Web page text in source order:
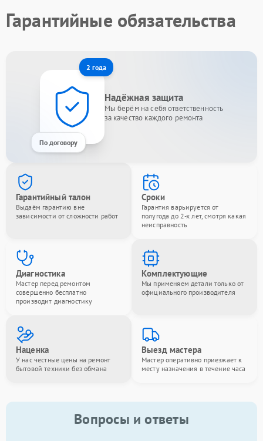
Гарантийные обязательства
2 года
По договору
Надёжная защита
Мы берём на себя ответственность
за качество каждого ремонта
Гарантийный талон
Выдаём гарантию вне
зависимости от сложности работ
Сроки
Гарантия варьируется от
полугода до 2-х лет, смотря какая
неисправность
Диагностика
Мастер перед ремонтом
совершенно бесплатно
производит диагностику
Комплектующие
Мы применяем детали только от
официального производителя
Наценка
У нас честные цены на ремонт
бытовой техники без обмана
Выезд мастера
Мастер оперативно приезжает к
месту назначения в течение часа
Вопросы и ответы